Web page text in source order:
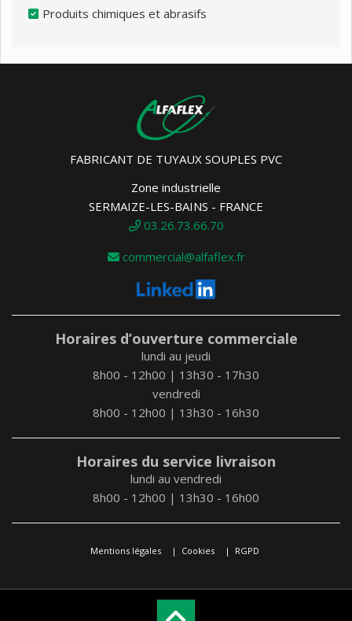
Produits chimiques et abrasifs
FABRICANT DE TUYAUX SOUPLES PVC
Zone industrielle
SERMAIZE-LES-BAINS - FRANCE
03.26.73.66.70
commercial@alfaflex.fr
Horaires d’ouverture commerciale
lundi au jeudi
8h00 - 12h00 | 13h30 - 17h30
vendredi
8h00 - 12h00 | 13h30 - 16h30
Horaires du service livraison
lundi au vendredi
8h00 - 12h00 | 13h30 - 16h00
Mentions légales Cookies RGPD